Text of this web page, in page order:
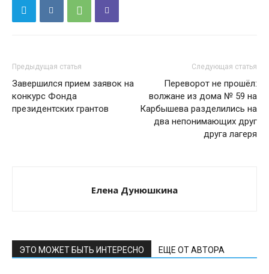
Предыдущая статья
Завершился прием заявок на
конкурс Фонда
президентских грантов
Следующая статья
Переворот не прошёл:
волжане из дома № 59 на
Карбышева разделились на
два непонимающих друг
друга лагеря
Елена Дунюшкина
ЭТО МОЖЕТ БЫТЬ ИНТЕРЕСНО ЕЩЕ ОТ АВТОРА